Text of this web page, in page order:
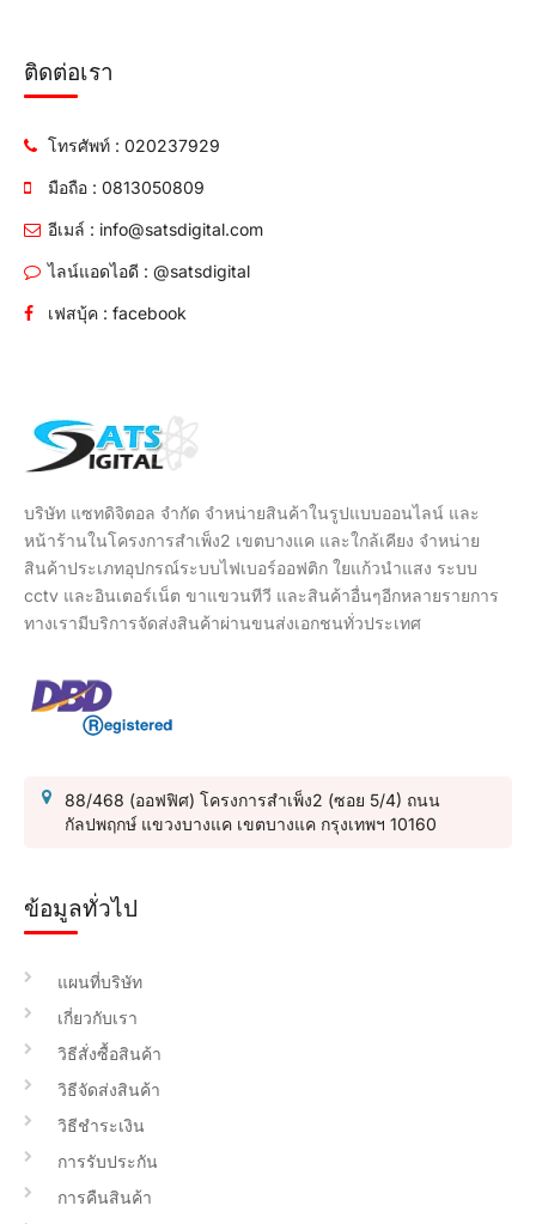
ติดต่อเรา
โทรศัพท์ : 020237929
มือถือ : 0813050809
อีเมล์ : info@satsdigital.com
ไลน์แอดไอดี : @satsdigital
เฟสบุ้ค : facebook
บริษัท แซทดิจิตอล จำกัด จำหน่ายสินค้าในรูปแบบออนไลน์ และ
หน้าร้านในโครงการสำเพ็ง2 เขตบางแค และใกล้เคียง จำหน่าย
สินค้าประเภทอุปกรณ์ระบบไฟเบอร์ออฟติก ใยแก้วนำแสง ระบบ
cctv และอินเตอร์เน็ต ขาแขวนทีวี และสินค้าอื่นๆอีกหลายรายการ
ทางเรามีบริการจัดส่งสินค้าผ่านขนส่งเอกชนทั่วประเทศ
88/468 (ออฟฟิศ) โครงการสำเพ็ง2 (ซอย 5/4) ถนน
กัลปพฤกษ์ แขวงบางแค เขตบางแค กรุงเทพฯ 10160
ข้อมูลทั่วไป
แผนที่บริษัท
เกี่ยวกับเรา
วิธีสั่งซื้อสินค้า
วิธีจัดส่งสินค้า
วิธีชำระเงิน
การรับประกัน
การคืนสินค้า